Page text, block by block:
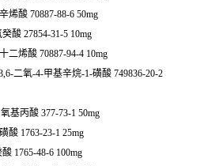
烯酸 70887-88-6 50mg
酸 27854-31-5 10mg
二烯酸 70887-94-4 10mg
二氧-4-甲基辛烷-1-磺酸 749836-20-2
基丙酸 377-73-1 50mg
酸 1763-23-1 25mg
1765-48-6 100mg